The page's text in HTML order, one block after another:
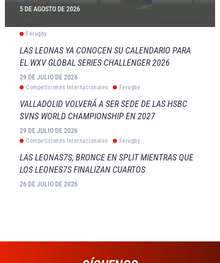
5 DE AGOSTO DE 2026
Ferugby
LAS LEONAS YA CONOCEN SU CALENDARIO PARA
EL WXV GLOBAL SERIES CHALLENGER 2026
29 DE JULIO DE 2026
Competiciones Internacionales Ferugby
VALLADOLID VOLVERÁ A SER SEDE DE LAS HSBC
SVNS WORLD CHAMPIONSHIP EN 2027
29 DE JULIO DE 2026
Competiciones Internacionales Ferugby
LAS LEONAS7S, BRONCE EN SPLIT MIENTRAS QUE
LOS LEONES7S FINALIZAN CUARTOS
26 DE JULIO DE 2026